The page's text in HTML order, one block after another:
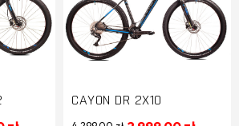
CAYON DR 2X10